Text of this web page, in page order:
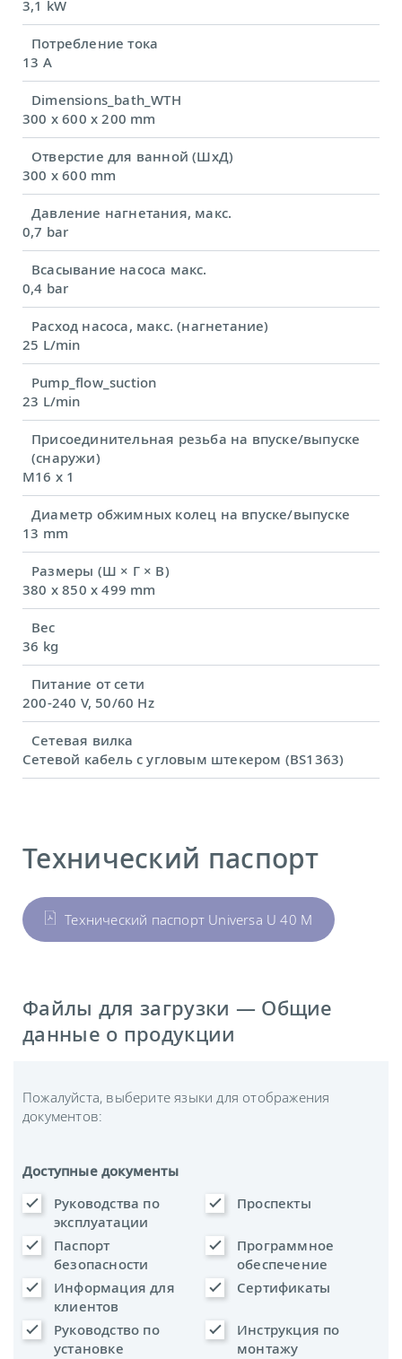
3,1 kW
Потребление тока
13 A
Dimensions_bath_WTH
300 x 600 x 200 mm
Отверстие для ванной (ШхД)
300 x 600 mm
Давление нагнетания, макс.
0,7 bar
Всасывание насоса макс.
0,4 bar
Расход насоса, макс. (нагнетание)
25 L/min
Pump_flow_suction
23 L/min
Присоединительная резьба на впуске/выпуске
(снаружи)
M16 x 1
Диаметр обжимных колец на впуске/выпуске
13 mm
Размеры (Ш × Г × В)
380 x 850 x 499 mm
Вес
36 kg
Питание от сети
200-240 V, 50/60 Hz
Сетевая вилка
Сетевой кабель с угловым штекером (BS1363)
Технический паспорт
Технический паспорт Universa U 40 M
Файлы для загрузки — Общие
данные о продукции
Пожалуйста, выберите языки для отображения
документов:
Доступные документы
Руководства по
эксплуатации
Проспекты
Паспорт
безопасности
Программное
обеспечение
Информация для
клиентов
Сертификаты
Руководство по
установке
Инструкция по
монтажу